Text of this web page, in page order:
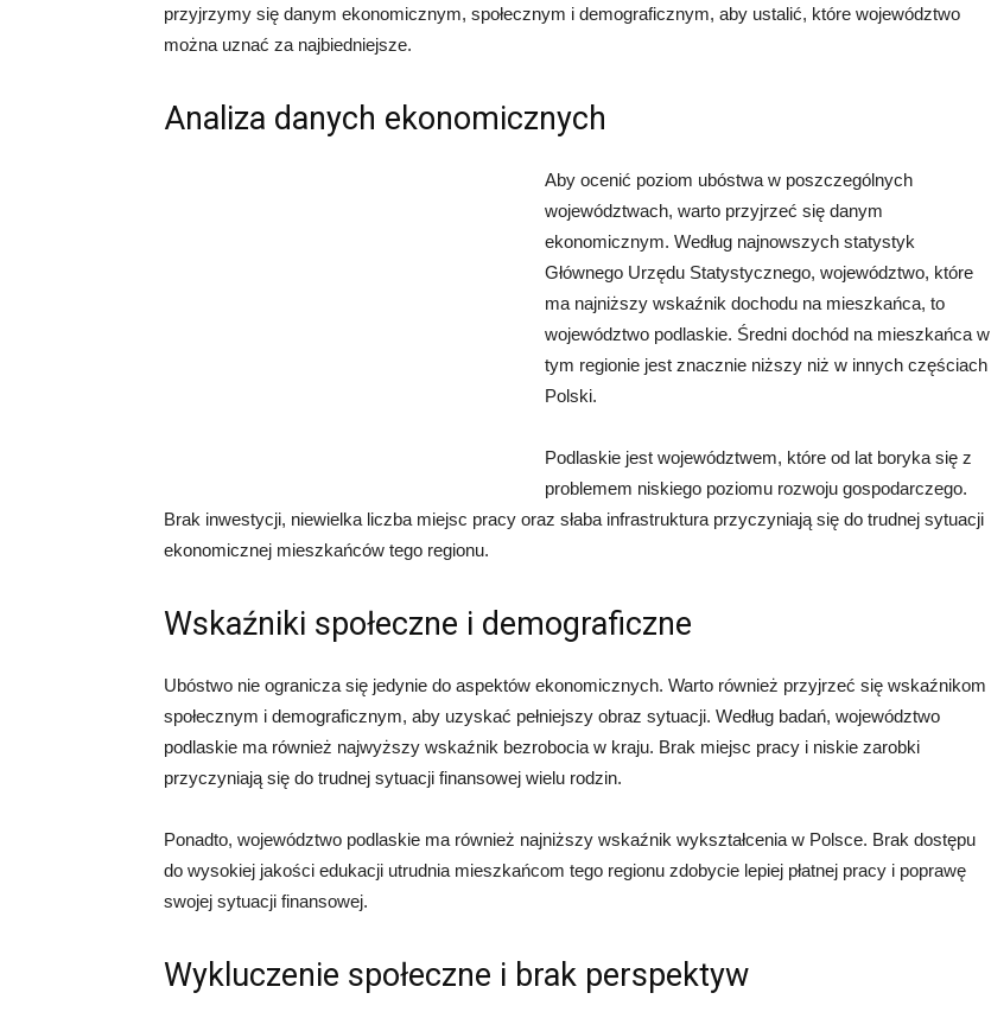
przyjrzymy się danym ekonomicznym, społecznym i demograficznym, aby ustalić, które województwo
można uznać za najbiedniejsze.
Analiza danych ekonomicznych
Aby ocenić poziom ubóstwa w poszczególnych
województwach, warto przyjrzeć się danym
ekonomicznym. Według najnowszych statystyk
Głównego Urzędu Statystycznego, województwo, które
ma najniższy wskaźnik dochodu na mieszkańca, to
województwo podlaskie. Średni dochód na mieszkańca w
tym regionie jest znacznie niższy niż w innych częściach
Polski.
Podlaskie jest województwem, które od lat boryka się z
problemem niskiego poziomu rozwoju gospodarczego.
Brak inwestycji, niewielka liczba miejsc pracy oraz słaba infrastruktura przyczyniają się do trudnej sytuacji
ekonomicznej mieszkańców tego regionu.
Wskaźniki społeczne i demograficzne
Ubóstwo nie ogranicza się jedynie do aspektów ekonomicznych. Warto również przyjrzeć się wskaźnikom
społecznym i demograficznym, aby uzyskać pełniejszy obraz sytuacji. Według badań, województwo
podlaskie ma również najwyższy wskaźnik bezrobocia w kraju. Brak miejsc pracy i niskie zarobki
przyczyniają się do trudnej sytuacji finansowej wielu rodzin.
Ponadto, województwo podlaskie ma również najniższy wskaźnik wykształcenia w Polsce. Brak dostępu
do wysokiej jakości edukacji utrudnia mieszkańcom tego regionu zdobycie lepiej płatnej pracy i poprawę
swojej sytuacji finansowej.
Wykluczenie społeczne i brak perspektyw